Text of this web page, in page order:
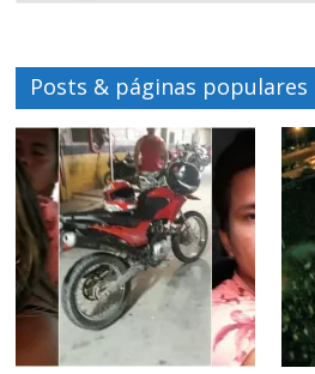
Posts & páginas populares